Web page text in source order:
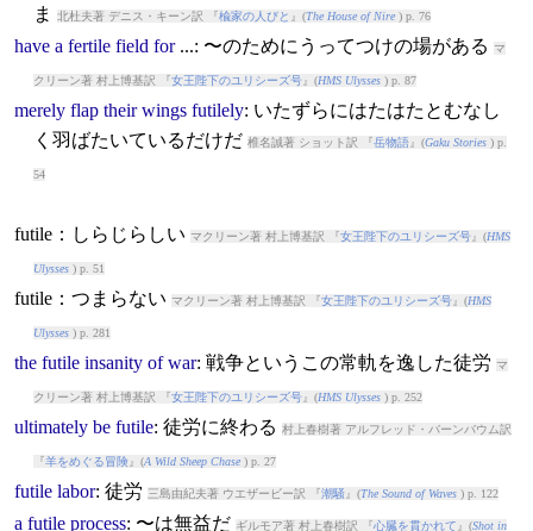
ま
北杜夫著 デニス・キーン訳 『楡家の人びと 』(The House of Nire) p. 76
have a fertile field for...: 〜のためにうってつけの場がある マ
クリーン著 村上博基訳 『女王陛下のユリシーズ号』(HMS Ulysses) p. 87
merely flap their wings futilely: いたずらにはたはたとむなし
く羽ばたいているだけだ 椎名誠著 ショット訳 『岳物語』(Gaku Stories) p.
54
futile：しらじらしい マクリーン著 村上博基訳 『女王陛下のユリシーズ号』(HMS
Ulysses) p. 51
futile：つまらない マクリーン著 村上博基訳 『女王陛下のユリシーズ号』(HMS
Ulysses) p. 281
the futile insanity of war: 戦争というこの常軌を逸した徒労 マ
クリーン著 村上博基訳 『女王陛下のユリシーズ号』(HMS Ulysses) p. 252
ultimately be futile: 徒労に終わる 村上春樹著 アルフレッド・バーンバウム訳
『羊をめぐる冒険』(A Wild Sheep Chase) p. 27
futile labor: 徒労 三島由紀夫著 ウエザービー訳 『潮騒』(The Sound of Waves) p. 122
a futile process: 〜は無益だ ギルモア著 村上春樹訳 『心臓を貫かれて 』(Shot in